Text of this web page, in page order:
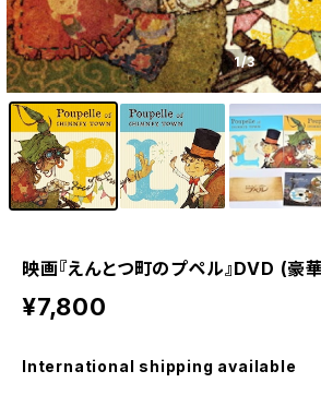
1/3
映画『えんとつ町のプペル』DVD (豪
¥7,800
International shipping available